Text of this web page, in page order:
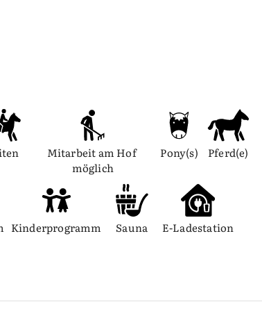
Mitarbeit am Hof
möglich
Pony(s) Pferd(e)
Kinderprogramm Sauna E-Ladestation